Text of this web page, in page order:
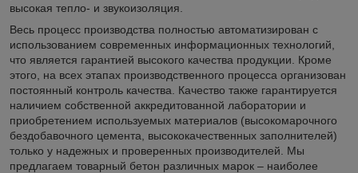
высокая тепло- и звукоизоляция.
Весь процесс производства полностью автоматизирован с
использованием современных информационных технологий,
что является гарантией высокого качества продукции. Кроме
этого, на всех этапах производственного процесса организован
постоянный контроль качества. Качество также гарантируется
наличием собственной аккредитованной лаборатории и
приобретением используемых материалов (высокомарочного
бездобавочного цемента, высококачественных заполнителей)
только у надежных и проверенных производителей. Мы
предлагаем товарный бетон различных марок – наиболее